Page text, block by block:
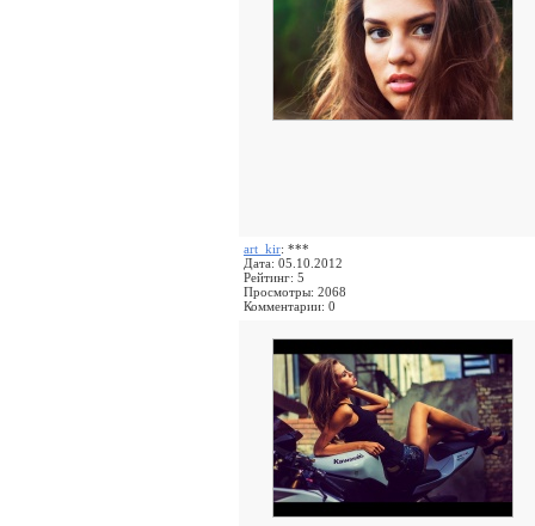
art_kir: ***
Дата: 05.10.2012
Рейтинг: 5
Просмотры: 2068
Комментарии: 0